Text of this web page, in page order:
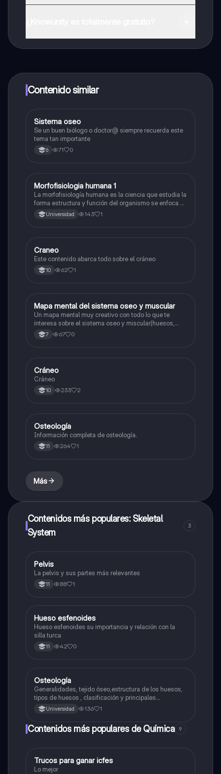
a determinadas funciones.
Contenido similar
Química
Sistema oseo
Se un buen biólogo o doctor@ siempre recuerda este
tema tan importante
6 71 0
Biologia
Morfofisiologia humana 1
La morfofisiología humana es la ciencia que estudia la
forma estructura y función del organismo se enfoca en
las diferentes partes del cuerpo humano como los
huesos músculos y órganos y cómo se relacionan
Universidad 143 1
Biologia
Craneo
Este contenido abarca todo sobre el cráneo
10 62 1
Biologia
Mapa mental del sistema oseo y muscular
Un mapa mental muy creativo con todo lo que te
interesa sobre el sistema oseo y miscular(huesos,
articulaciones, tendones, ligamentos, etc...)
7 67 0
Biologia
Cráneo
Cráneo
10 233 2
Biologia
Osteología
Información completa de osteología.
11 264 1
Más
Contenidos más populares: Skeletal
System
3
Biologia
Pelvis
La pelvis y sus partes más relevantes
11 88 1
Biologia
Hueso esfenoides
Hueso esfenoides su importancia y relación con la
silla turca
11 42 0
Biologia
Osteología
Generalidades, tejido óseo,estructura de los huesos,
tipos de huesos , clasificación y principales
accidentes óseos
Universidad 136 1
Contenidos más populares de Química 9
Química
Trucos para ganar icfes
Lo mejor